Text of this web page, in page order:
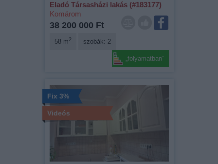
Eladó Társasházi lakás (#183177)
Komárom
38 200 000 Ft
58 m2 szobák: 2
„folyamatban“
Fix 3%
Videós